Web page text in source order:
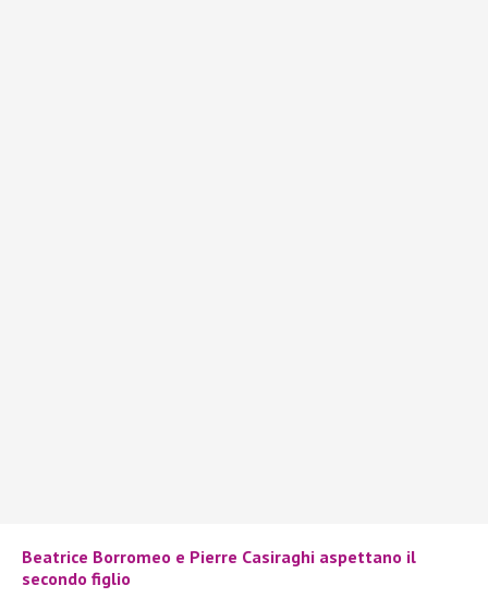
Beatrice Borromeo e Pierre Casiraghi aspettano il
secondo figlio